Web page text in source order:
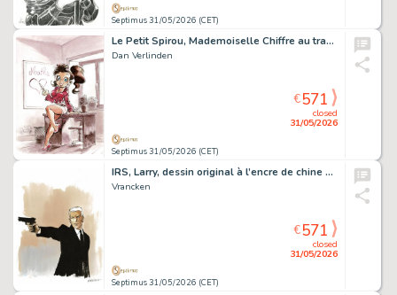
Septimus 31/05/2026 (CET)
Le Petit Spirou, Mademoiselle Chiffre au travail, dessin original à l’encre de chine et à l’aquarelle.
Dan Verlinden
Septimus 31/05/2026 (CET)
closed
31/05/2026
€571
IRS, Larry, dessin original à l’encre de chine et à l’aquarelle.
Vrancken
Septimus 31/05/2026 (CET)
closed
31/05/2026
€571